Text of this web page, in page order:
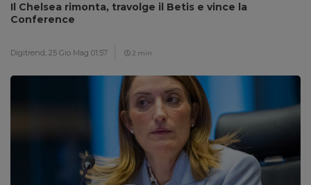
Il Chelsea rimonta, travolge il Betis e vince la
Conference
Digitrend, 25 Gio Mag 01:57 2 min